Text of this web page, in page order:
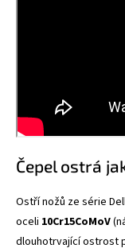
Čepel ostrá
Ostří nožů ze série
oceli 10Cr15CoMoV
dlouhotrvající ostrost